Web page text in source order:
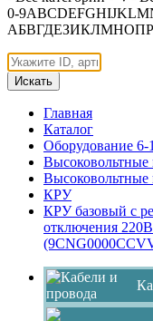
0-9ABCDEFGHIJKLM
АБВГДЕЗИКЛМНОПР
Искать
Главная
Каталог
Оборудование 6-
Высоковольтные
Высоковольтные
КРУ
КРУ базовый с
отключения